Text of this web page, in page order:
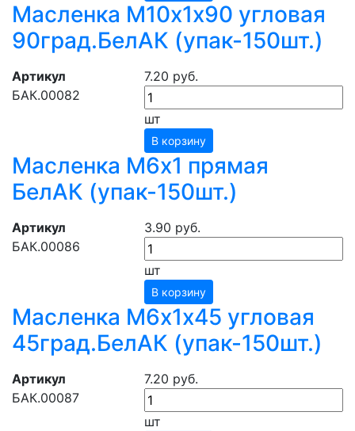
Масленка М10х1х90 угловая
90град.БелАК (упак-150шт.)
Артикул
БАК.00082
7.20 руб.
шт
В корзину
Масленка М6х1 прямая
БелАК (упак-150шт.)
Артикул
БАК.00086
3.90 руб.
шт
В корзину
Масленка М6х1х45 угловая
45град.БелАК (упак-150шт.)
Артикул
БАК.00087
7.20 руб.
шт